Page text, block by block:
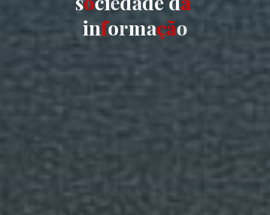
informação